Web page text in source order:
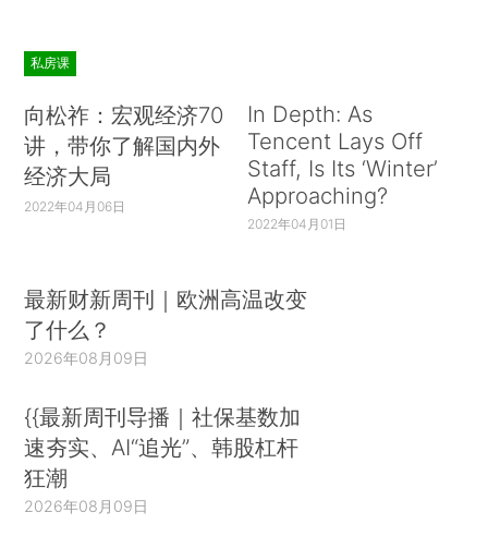
私房课
向松祚：宏观经济70
讲，带你了解国内外
经济大局
2022年04月06日
In Depth: As
Tencent Lays Off
Staff, Is Its ‘Winter’
Approaching?
2022年04月01日
最新财新周刊｜欧洲高温改变
了什么？
2026年08月09日
{{最新周刊导播｜社保基数加
速夯实、AI“追光”、韩股杠杆
狂潮
2026年08月09日